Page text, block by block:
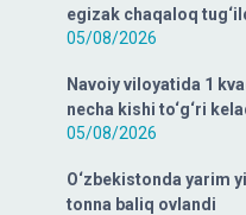
egizak chaqaloq
05/08/2026
Navoiy viloyatida 1
necha kishi to‘g‘ri
05/08/2026
O‘zbekistonda yarim
tonna baliq ovlandi